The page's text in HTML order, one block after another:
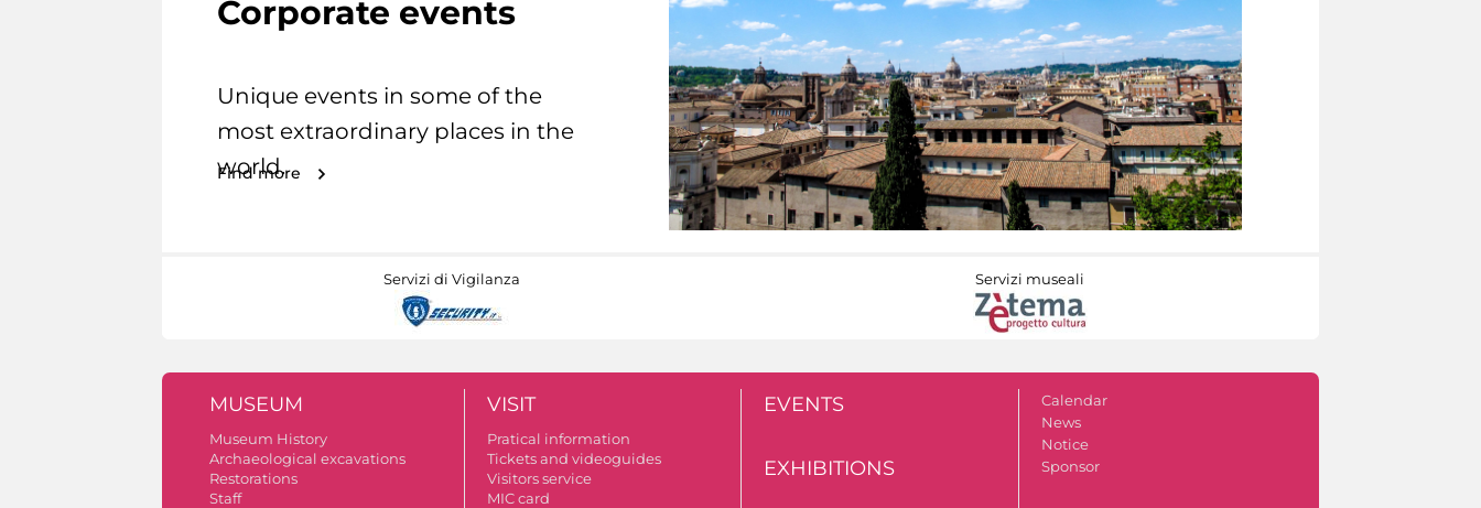
Corporate events
Unique events in some of the
most extraordinary places in the
world.
Find more
Servizi di Vigilanza Servizi museali
MUSEUM
Museum History
Archaeological excavations
Restorations
Staff
VISIT
Pratical information
Tickets and videoguides
Visitors service
MIC card
EVENTS
EXHIBITIONS
Calendar
News
Notice
Sponsor